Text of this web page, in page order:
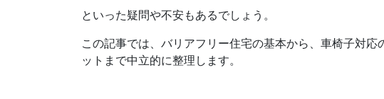
といった疑問や不安もあるでしょう。
この記事では、バリアフリー住宅の基本から、車椅子対
ットまで中立的に整理します。